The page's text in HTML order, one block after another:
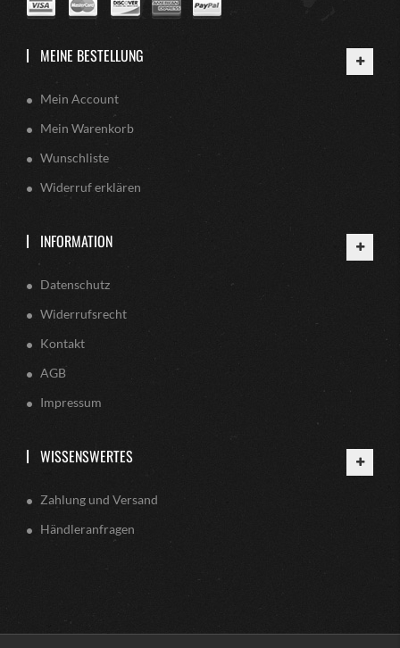
MEINE BESTELLUNG
Mein Account
Mein Warenkorb
Wunschliste
Widerruf erklären
INFORMATION
Datenschutz
Widerrufsrecht
Kontakt
AGB
Impressum
WISSENSWERTES
Zahlung und Versand
Händleranfragen